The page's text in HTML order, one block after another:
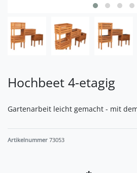
Hochbeet 4-etagig
Gartenarbeit leicht gemacht - mit
Artikelnummer 73053